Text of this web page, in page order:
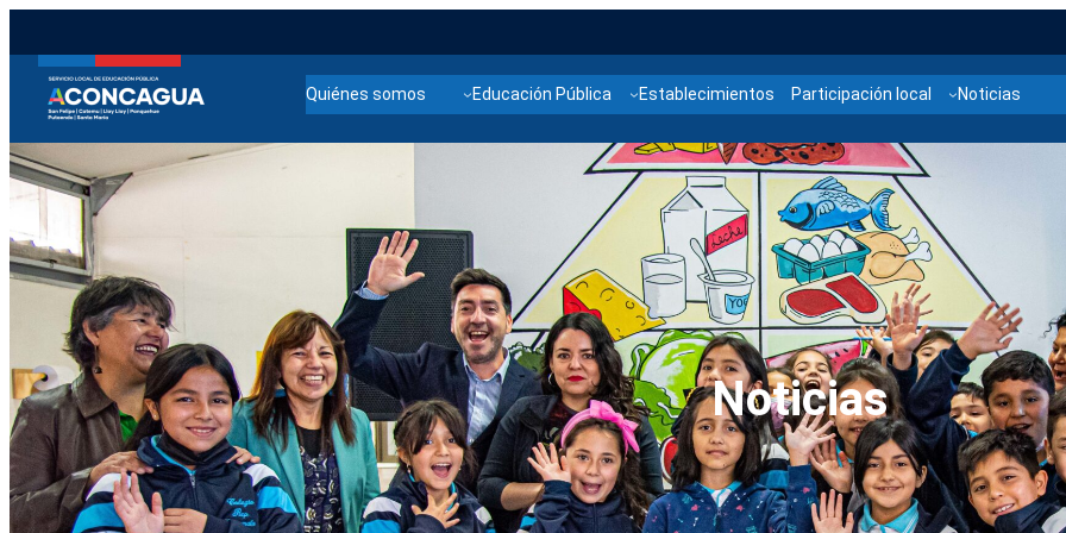
Quiénes somos Educación Pública Establecimientos Participación local Noticias
Noticias